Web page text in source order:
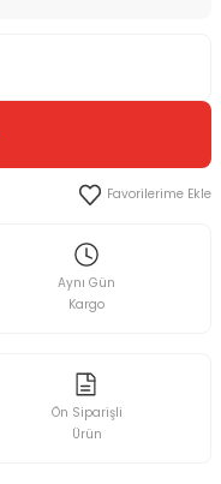
Aynı Gün
Kargo
Ön Siparişli
Ürün